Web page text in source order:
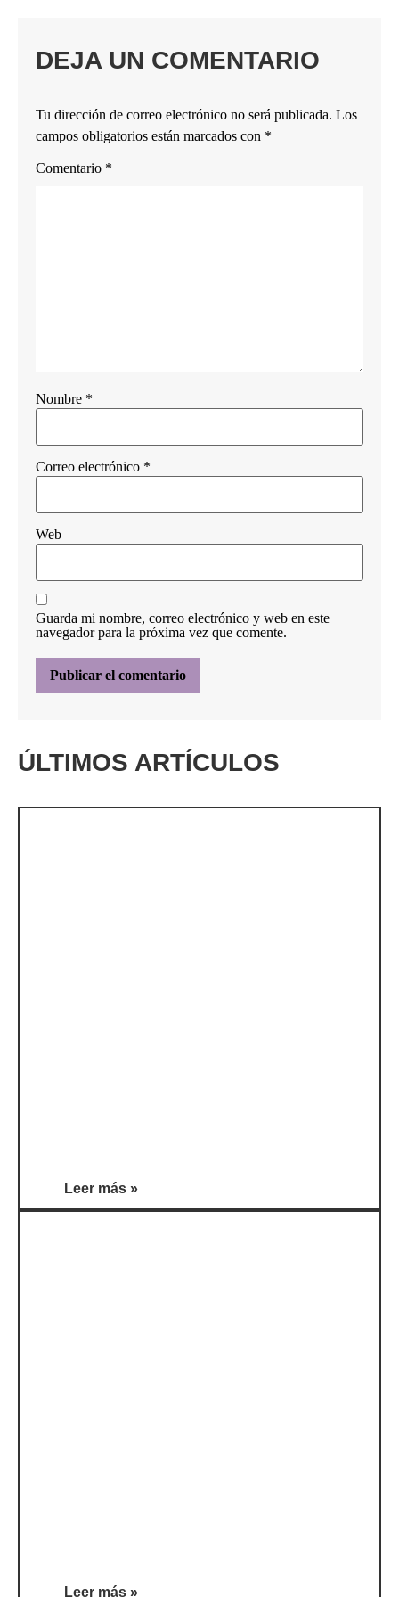
DEJA UN COMENTARIO
Tu dirección de correo electrónico no será publicada. Los
campos obligatorios están marcados con *
Comentario *
Nombre *
Correo electrónico *
Web
Guarda mi nombre, correo electrónico y web en este
navegador para la próxima vez que comente.
ÚLTIMOS ARTÍCULOS
Leer más »
Leer más »